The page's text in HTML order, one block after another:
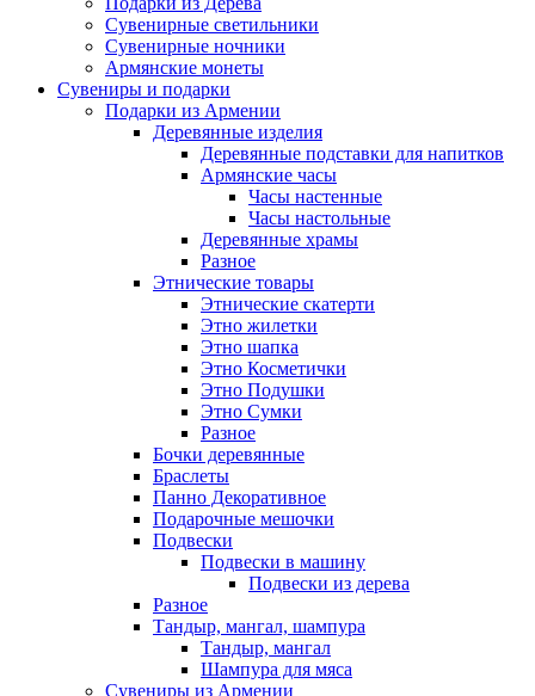
Сувенирные светильники
Сувенирные ночники
Армянские монеты
Сувениры и подарки
Подарки из Армении
Деревянные изделия
Деревянные подставки для напитков
Армянские часы
Часы настенные
Часы настольные
Деревянные храмы
Разное
Этнические товары
Этнические скатерти
Этно жилетки
Этно шапка
Этно Косметички
Этно Подушки
Этно Сумки
Разное
Бочки деревянные
Браслеты
Панно Декоративное
Подарочные мешочки
Подвески
Подвески в машину
Подвески из дерева
Разное
Тандыр, мангал, шампура
Тандыр, мангал
Шампура для мяса
Сувениры из Армении